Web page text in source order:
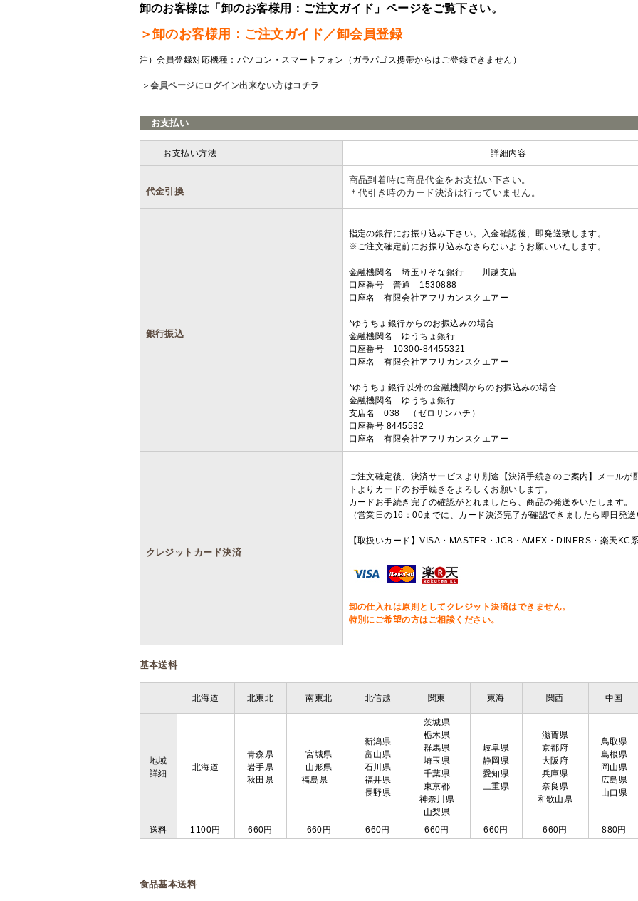
卸のお客様は「卸のお客様用：ご注文ガイド」ページをご覧下さい。
＞卸のお客様用：ご注文ガイド／卸会員登録
注）会員登録対応機種：パソコン・スマートフォン（ガラパゴス携帯からはご登録できません）
＞会員ページにログイン出来ない方はコチラ
お支払い
お支払い方法 詳細内容
代金引換
商品到着時に商品代金をお支払い下さい。
＊代引き時のカード決済は行っていません。
銀行振込
指定の銀行にお振り込み下さい。入金確認後、即発送致します。
※ご注文確定前にお振り込みなさらないようお願いいたします。
金融機関名 埼玉りそな銀行 川越支店
口座番号 普通 1530888
口座名 有限会社アフリカンスクエアー
*ゆうちょ銀行からのお振込みの場合
金融機関名 ゆうちょ銀行
口座番号 10300-84455321
口座名 有限会社アフリカンスクエアー
*ゆうちょ銀行以外の金融機関からのお振込みの場合
金融機関名 ゆうちょ銀行
支店名 038 （ゼロサンハチ）
口座番号 8445532
口座名 有限会社アフリカンスクエアー
クレジットカード決済
ご注文確定後、決済サービスより別途【決済手続きのご案内】メールが
トよりカードのお手続きをよろしくお願いします。
カードお手続き完了の確認がとれましたら、商品の発送をいたします。
（営業日の16：00までに、カード決済完了が確認できましたら即日発送
【取扱いカード】VISA・MASTER・JCB・AMEX・DINERS・楽天KC
卸の仕入れは原則としてクレジット決済はできません。
特別にご希望の方はご相談ください。
基本送料
北海道 北東北 南東北 北信越 関東 東海 関西 中国
地域
詳細
北海道
青森県
岩手県
秋田県
宮城県
山形県
福島県
新潟県
富山県
石川県
福井県
長野県
茨城県
栃木県
群馬県
埼玉県
千葉県
東京都
神奈川県
山梨県
岐阜県
静岡県
愛知県
三重県
滋賀県
京都府
大阪府
兵庫県
奈良県
和歌山県
鳥取県
島根県
岡山県
広島県
山口県
送料 1100円 660円 660円 660円 660円 660円 660円 880円
食品基本送料